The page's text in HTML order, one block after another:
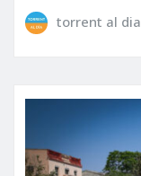
torrent al dia